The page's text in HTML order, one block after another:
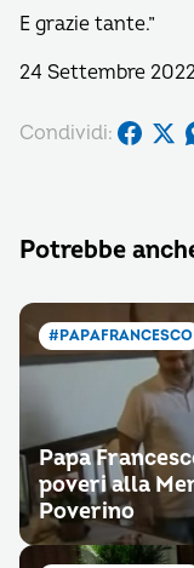
E grazie tante.”
24 Settembre
Condividi:
Potrebbe
#PAPAFRANCESCO
Papa
poveri alla
Poverino